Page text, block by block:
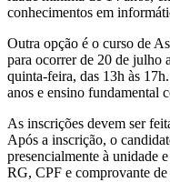
conhecimentos em
Outra opção é o curso de
para ocorrer de 20 de julho
quinta-feira, das 13h às
anos e ensino fundamental
As inscrições devem ser
Após a inscrição, o
presencialmente à unidade
RG, CPF e comprovante de